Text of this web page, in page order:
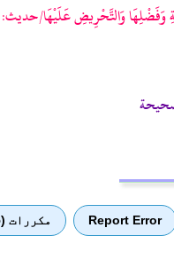
وَالتَّحْرِيضِ عَلَيْهَا/حدیث: 2577]
Report Error مكررات (25)